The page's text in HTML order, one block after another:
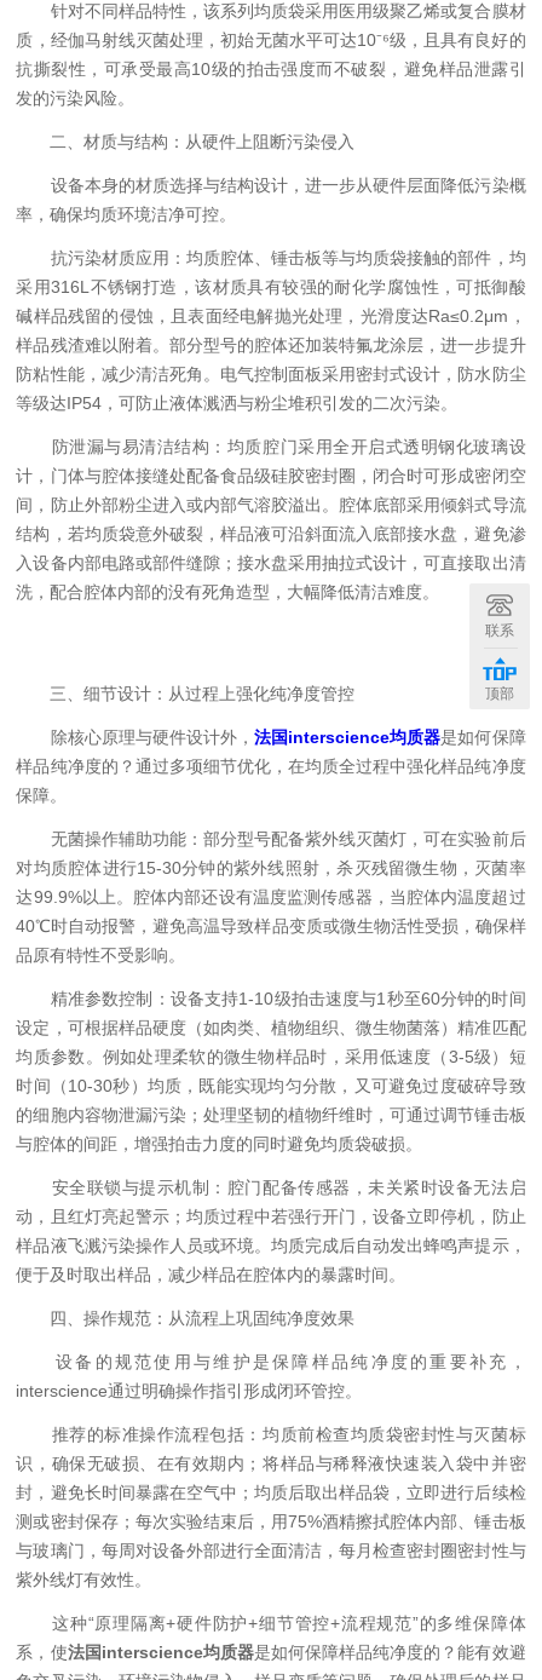
针对不同样品特性，该系列均质袋采用医用级聚乙烯或复合膜材
质，经伽马射线灭菌处理，初始无菌水平可达10⁻⁶级，且具有良好的
抗撕裂性，可承受最高10级的拍击强度而不破裂，避免样品泄露引
发的污染风险。
二、材质与结构：从硬件上阻断污染侵入
设备本身的材质选择与结构设计，进一步从硬件层面降低污染概
率，确保均质环境洁净可控。
抗污染材质应用：均质腔体、锤击板等与均质袋接触的部件，均
采用316L不锈钢打造，该材质具有较强的耐化学腐蚀性，可抵御酸
碱样品残留的侵蚀，且表面经电解抛光处理，光滑度达Ra≤0.2μm，
样品残渣难以附着。部分型号的腔体还加装特氟龙涂层，进一步提升
防粘性能，减少清洁死角。电气控制面板采用密封式设计，防水防尘
等级达IP54，可防止液体溅洒与粉尘堆积引发的二次污染。
防泄漏与易清洁结构：均质腔门采用全开启式透明钢化玻璃设
计，门体与腔体接缝处配备食品级硅胶密封圈，闭合时可形成密闭空
间，防止外部粉尘进入或内部气溶胶溢出。腔体底部采用倾斜式导流
结构，若均质袋意外破裂，样品液可沿斜面流入底部接水盘，避免渗
入设备内部电路或部件缝隙；接水盘采用抽拉式设计，可直接取出清
洗，配合腔体内部的没有死角造型，大幅降低清洁难度。
三、细节设计：从过程上强化纯净度管控
除核心原理与硬件设计外，法国interscience均质器是如何保障
样品纯净度的？通过多项细节优化，在均质全过程中强化样品纯净度
保障。
无菌操作辅助功能：部分型号配备紫外线灭菌灯，可在实验前后
对均质腔体进行15-30分钟的紫外线照射，杀灭残留微生物，灭菌率
达99.9%以上。腔体内部还设有温度监测传感器，当腔体内温度超过
40℃时自动报警，避免高温导致样品变质或微生物活性受损，确保样
品原有特性不受影响。
精准参数控制：设备支持1-10级拍击速度与1秒至60分钟的时间
设定，可根据样品硬度（如肉类、植物组织、微生物菌落）精准匹配
均质参数。例如处理柔软的微生物样品时，采用低速度（3-5级）短
时间（10-30秒）均质，既能实现均匀分散，又可避免过度破碎导致
的细胞内容物泄漏污染；处理坚韧的植物纤维时，可通过调节锤击板
与腔体的间距，增强拍击力度的同时避免均质袋破损。
安全联锁与提示机制：腔门配备传感器，未关紧时设备无法启
动，且红灯亮起警示；均质过程中若强行开门，设备立即停机，防止
样品液飞溅污染操作人员或环境。均质完成后自动发出蜂鸣声提示，
便于及时取出样品，减少样品在腔体内的暴露时间。
四、操作规范：从流程上巩固纯净度效果
设备的规范使用与维护是保障样品纯净度的重要补充，
interscience通过明确操作指引形成闭环管控。
推荐的标准操作流程包括：均质前检查均质袋密封性与灭菌标
识，确保无破损、在有效期内；将样品与稀释液快速装入袋中并密
封，避免长时间暴露在空气中；均质后取出样品袋，立即进行后续检
测或密封保存；每次实验结束后，用75%酒精擦拭腔体内部、锤击板
与玻璃门，每周对设备外部进行全面清洁，每月检查密封圈密封性与
紫外线灯有效性。
这种“原理隔离+硬件防护+细节管控+流程规范”的多维保障体
系，使法国interscience均质器是如何保障样品纯净度的？能有效避
联系
顶部